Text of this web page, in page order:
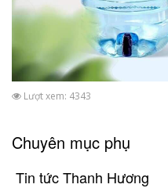
Lượt xem: 4343
Chuyên mục phụ
Tin tức Thanh Hương